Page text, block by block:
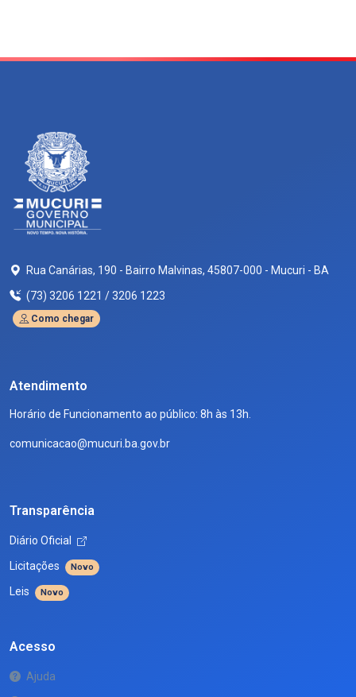
Rua Canárias, 190 - Bairro Malvinas, 45807-000 - Mucuri - BA
(73) 3206 1221 / 3206 1223
Como chegar
Atendimento
Horário de Funcionamento ao público: 8h às 13h.
comunicacao@mucuri.ba.gov.br
Transparência
Diário Oficial
Licitações
Novo
Leis Novo
Acesso
Ajuda